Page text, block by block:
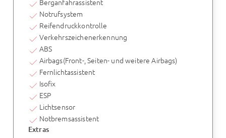
Notrufsystem
Reifendruckkontrolle
Verkehrszeichenerkennung
ABS
Airbags(Front-, Seiten- und weitere Airbags)
Fernlichtassistent
Isofix
ESP
Lichtsensor
Notbremsassistent
Extras